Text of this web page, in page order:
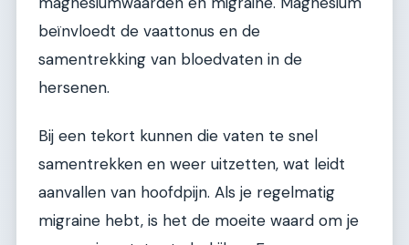
beïnvloedt de vaattonus en de
samentrekking van bloedvaten in de
hersenen.
Bij een tekort kunnen die vaten te snel
samentrekken en weer uitzetten, wat leidt
aanvallen van hoofdpijn. Als je regelmatig
migraine hebt, is het de moeite waard om je